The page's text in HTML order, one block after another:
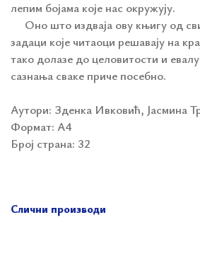
лепим бојама које нас окружују.
Оно што издваја ову књигу од
задаци које читаоци решавају на
тако долазе до целовитости и
сазнања сваке приче посебно.
Аутори: Зденка Ивковић, Јасмина
Формат: А4
Број страна: 32
Слични производи